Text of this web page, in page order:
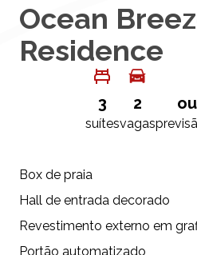
Ocean
Residence
3
suítes
2
vagas
Box de praia
Hall de entrada decorado
Revestimento externo em
Portão automatizado